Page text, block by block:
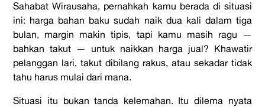
Sahabat Wirausaha, pernahkah kamu berada di situasi
ini: harga bahan baku sudah naik dua kali dalam tiga
bulan, margin makin tipis, tapi kamu masih ragu —
bahkan takut — untuk naikkan harga jual? Khawatir
pelanggan lari, takut dibilang rakus, atau sekadar tidak
tahu harus mulai dari mana.
Situasi itu bukan tanda kelemahan. Itu dilema nyata